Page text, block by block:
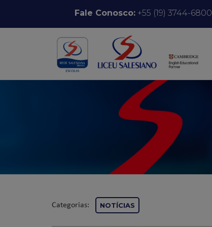
Pular para o conteúdoFale Conosco:+55 (19) 3744-6800
Categorias: NOTÍCIAS